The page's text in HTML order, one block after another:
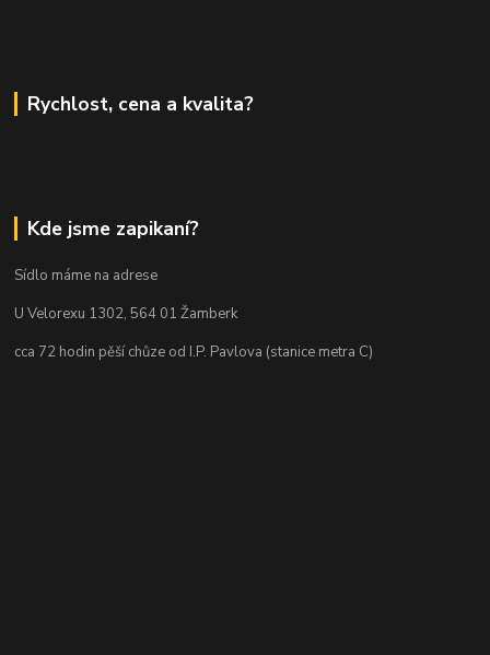
Rychlost, cena a kvalita?
Kde jsme zapikaní?
Sídlo máme na adrese
U Velorexu 1302, 564 01 Žamberk
cca 72 hodin pěší chůze od I.P. Pavlova (stanice metra C)